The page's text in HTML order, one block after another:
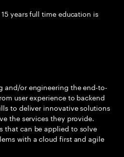
15 years full time education is
and/or engineering the end-to-
user experience to backend
to deliver innovative solutions
the services they provide.
that can be applied to solve
with a cloud first and agile